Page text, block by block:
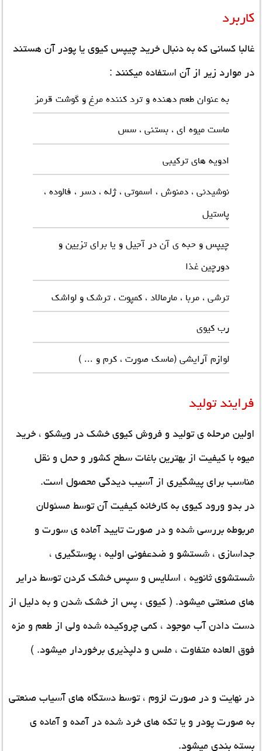
کاربرد
غالبا کسانی که به دنبالخرید چیپس کیوییا پودر آن هستند
در موارد زیر از آن استفاده میکنند :
به عنوان طعم دهنده و ترد کننده مرغ و گوشت قرمز
ماست میوه ای ، بستنی ، سس
ادویه های ترکیبی
نوشیدنی ، دمنوش ، اسموتی ، ژله ، دسر ، فالوده ،
پاستیل
چیپس و حبه ی آن در آجیل و یا برای تزیین و
دورچین غذا
ترشی ، مربا ، مارمالاد ، کمپوت ، ترشک و لواشک
رب کیوی
لوازم آرایشی (ماسک صورت ، کرم و ... )
فرایند تولید
اولین مرحله ی تولید وفروش کیوی خشکدر ویشکو ، خرید
میوه با کیفیت از بهترین باغات سطح کشور و حمل و نقل
مناسب برای پیشگیری از آسیب دیدگی محصول است.
در بدو ورود کیوی به کارخانه کیفیت آن توسط مسئولان
مربوطه بررسی شده و در صورت تایید آماده ی سورت و
جداسازی ، شستشو و ضدعفونی اولیه ، پوستگیری ،
شستشوی ثانویه ، اسلایس و سپس خشک کردن توسط درایر
های صنعتی میشود. ( کیوی ، پس از خشک شدن و به دلیل از
دست دادن آب موجود ، کمی چروکیده شده ولی از طعم و مزه
فوق العاده متفاوت ، ملس و دلپذیری برخوردار میشود. )
در نهایت و در صورت لزوم ، توسط دستگاه های آسیاب صنعتی
به صورت پودر و یا تکه های خرد شده در آمده و آماده ی
بسته بندی میشود.